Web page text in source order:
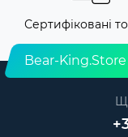
Сертифіковані
Bear-King.Store